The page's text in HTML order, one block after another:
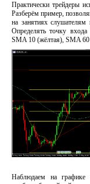
Практически трейдеры
Разберём пример,
на занятиях
Определять точку
SMA 10 (жёлтая), SMA 60
Наблюдаем на графике